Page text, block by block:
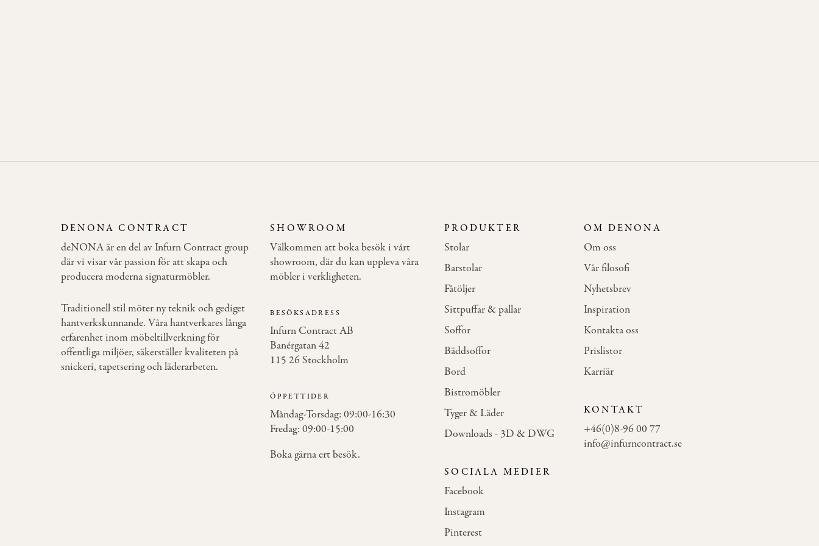
DENONA CONTRACT
deNONA är en del av Infurn Contract group
där vi visar vår passion för att skapa och
producera moderna signaturmöbler.
Traditionell stil möter ny teknik och gediget
hantverkskunnande. Våra hantverkares långa
erfarenhet inom möbeltillverkning för
offentliga miljöer, säkerställer kvaliteten på
snickeri, tapetsering och läderarbeten.
SHOWROOM
Välkommen att boka besök i vårt
showroom, där du kan uppleva våra
möbler i verkligheten.
BESÖKSADRESS
Infurn Contract AB
Banérgatan 42
115 26 Stockholm
ÖPPETTIDER
Måndag-Torsdag: 09:00-16:30
Fredag: 09:00-15:00
Boka gärna ert besök.
PRODUKTER
Stolar
Barstolar
Fåtöljer
Sittpuffar & pallar
Soffor
Bäddsoffor
Bord
Bistromöbler
Tyger & Läder
Downloads - 3D & DWG
SOCIALA MEDIER
Facebook
Instagram
Pinterest
OM DENONA
Om oss
Vår filosofi
Nyhetsbrev
Inspiration
Kontakta oss
Prislistor
Karriär
KONTAKT
+46(0)8-96 00 77
info@infurncontract.se